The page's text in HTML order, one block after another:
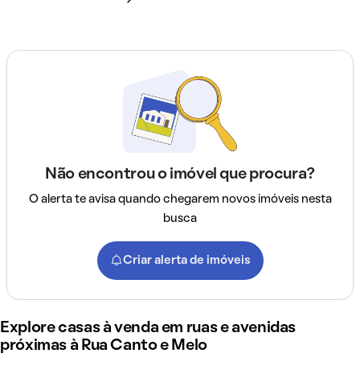
Não encontrou o imóvel que procura?
O alerta te avisa quando chegarem novos imóveis nesta
busca
Criar alerta de imóveis
Explore casas à venda em ruas e avenidas
próximas à Rua Canto e Melo